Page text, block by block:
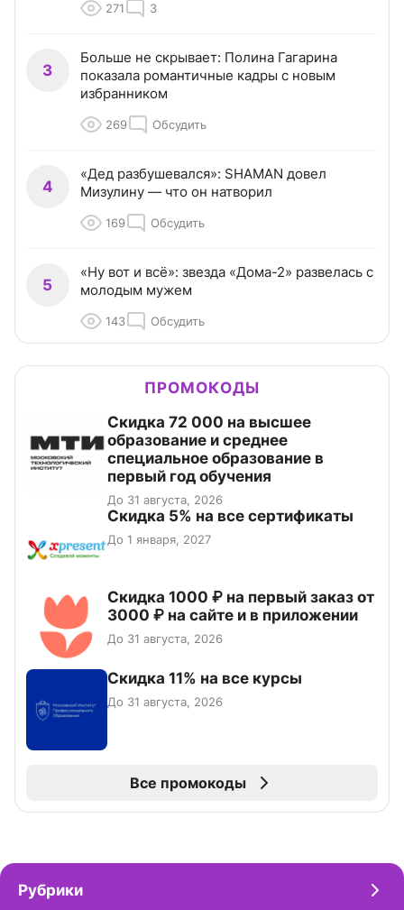
271 3
3
Больше не скрывает: Полина Гагарина
показала романтичные кадры с новым
избранником
269 Обсудить
4
«Дед разбушевался»: SHAMAN довел
Мизулину — что он натворил
169 Обсудить
5
«Ну вот и всё»: звезда «Дома-2» развелась с
молодым мужем
143 Обсудить
ПРОМОКОДЫ
Скидка 72 000 на высшее
образование и среднее
специальное образование в
первый год обучения
До 31 августа, 2026
Скидка 5% на все сертификаты
До 1 января, 2027
Скидка 1000 ₽ на первый заказ от
3000 ₽ на сайте и в приложении
До 31 августа, 2026
Скидка 11% на все курсы
До 31 августа, 2026
Все промокоды
Рубрики